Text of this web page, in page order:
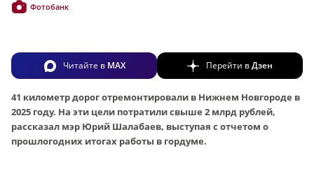
Фотобанк
Читайте в MAX Перейти вДзен
41 километр дорог отремонтировали в Нижнем Новгороде в
2025 году. На эти цели потратили свыше 2 млрд рублей,
рассказал мэр Юрий Шалабаев, выступая с отчетом о
прошлогодних итогах работы в гордуме.